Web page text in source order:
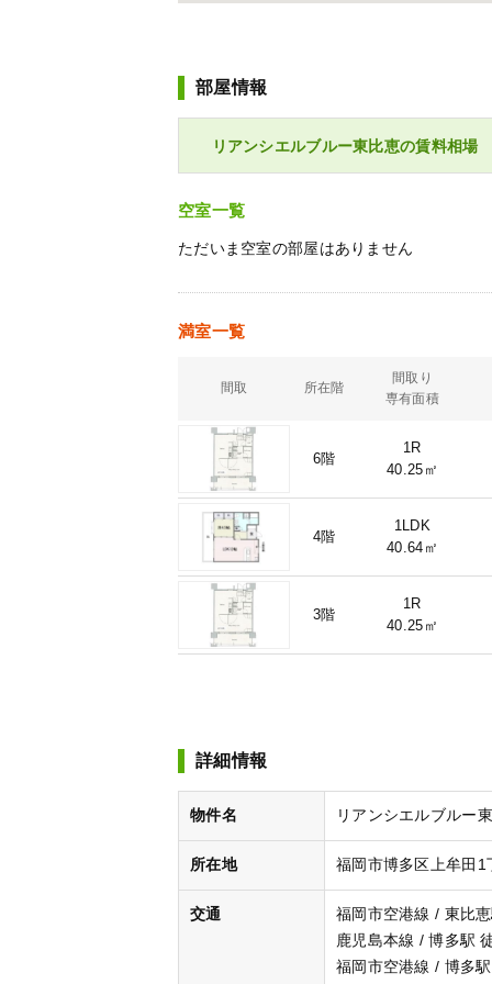
部屋情報
リアンシエルブルー東比恵の賃料相場
空室一覧
ただいま空室の部屋はありません
満室一覧
間取 所在階
間取り
専有面積
6階
1R
40.25㎡
4階
1LDK
40.64㎡
3階
1R
40.25㎡
詳細情報
物件名 リアンシエルブルー
所在地 福岡市博多区上牟田1
交通
福岡市空港線 / 東比
鹿児島本線 / 博多駅
福岡市空港線 / 博多